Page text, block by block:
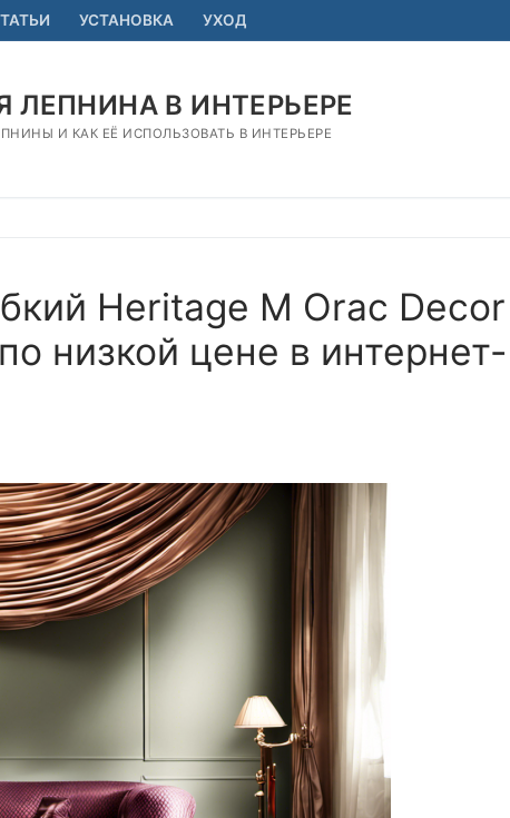
УСТАНОВКА УХОД
ЛЕПНИНА В ИНТЕРЬЕРЕ
И КАК ЕЁ ИСПОЛЬЗОВАТЬ В ИНТЕРЬЕРЕ
Heritage M Orac Decor
низкой цене в интернет-